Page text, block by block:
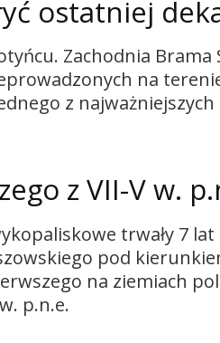
ostatniej
Zachodnia Brama
na
z
z VII-V w.
trwały 7
pod
na ziemiach
p.n.e.